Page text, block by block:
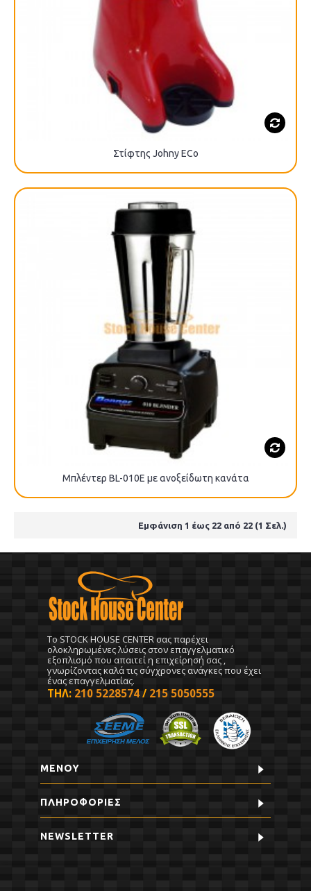
Στίφτης Johny ECo
Μπλέντερ BL-010E με ανοξείδωτη κανάτα
Εμφάνιση 1 έως 22 από 22 (1 Σελ.)
To STOCK HOUSE CENTER σας παρέχει
ολοκληρωμένες λύσεις στον επαγγελματικό
εξοπλισμό που απαιτεί η επιχείρησή σας ,
γνωρίζοντας καλά τις σύγχρονες ανάγκες που έχει
ένας επαγγελματίας.
ΤΗΛ: 210 5228574 / 215 5050555
ΜΕΝΟΥ
ΠΛΗΡΟΦΟΡΊΕΣ
NEWSLETTER